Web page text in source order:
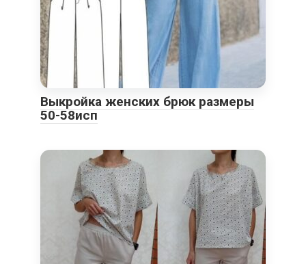
Выкройка женских брюк размеры
50-58исп